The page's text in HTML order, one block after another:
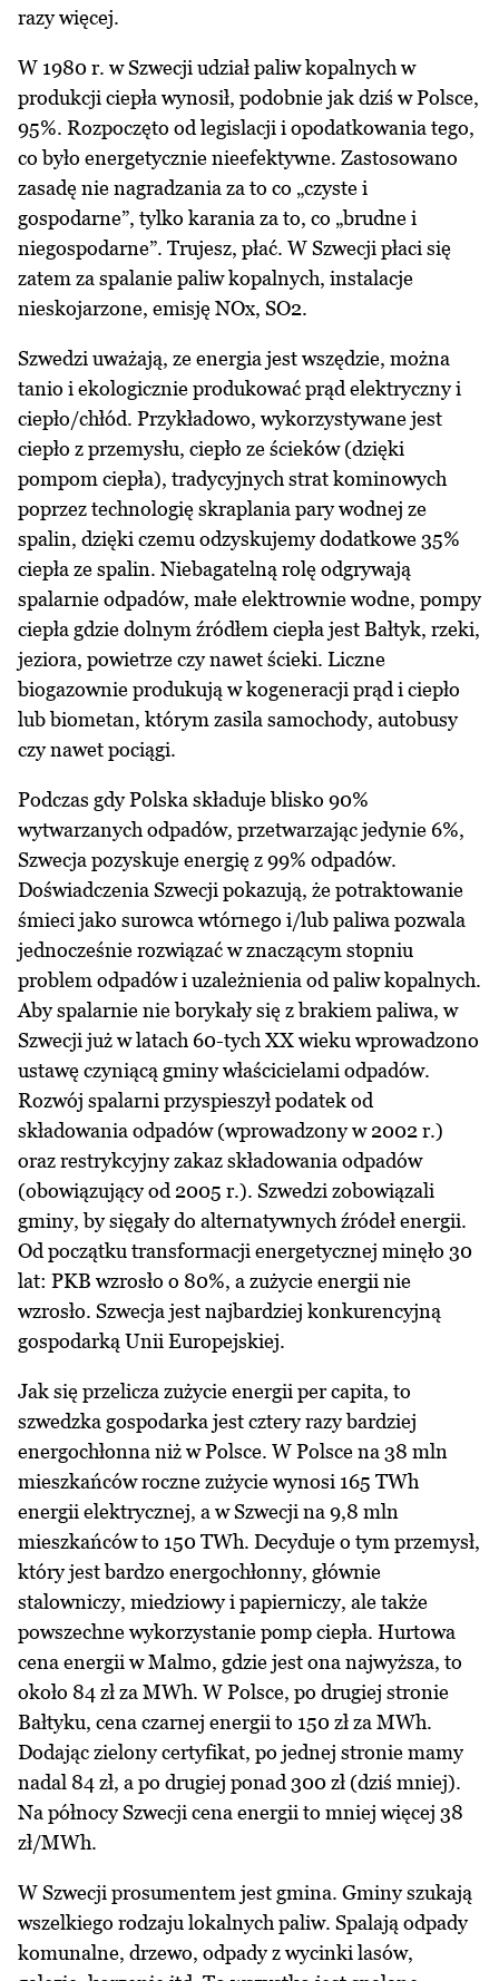
razy więcej.
W 1980 r. w Szwecji udział paliw kopalnych w
produkcji ciepła wynosił, podobnie jak dziś w Polsce,
95%. Rozpoczęto od legislacji i opodatkowania tego,
co było energetycznie nieefektywne. Zastosowano
zasadę nie nagradzania za to co „czyste i
gospodarne”, tylko karania za to, co „brudne i
niegospodarne”. Trujesz, płać. W Szwecji płaci się
zatem za spalanie paliw kopalnych, instalacje
nieskojarzone, emisję NOx, SO2.
Szwedzi uważają, ze energia jest wszędzie, można
tanio i ekologicznie produkować prąd elektryczny i
ciepło/chłód. Przykładowo, wykorzystywane jest
ciepło z przemysłu, ciepło ze ścieków (dzięki
pompom ciepła), tradycyjnych strat kominowych
poprzez technologię skraplania pary wodnej ze
spalin, dzięki czemu odzyskujemy dodatkowe 35%
ciepła ze spalin. Niebagatelną rolę odgrywają
spalarnie odpadów, małe elektrownie wodne, pompy
ciepła gdzie dolnym źródłem ciepła jest Bałtyk, rzeki,
jeziora, powietrze czy nawet ścieki. Liczne
biogazownie produkują w kogeneracji prąd i ciepło
lub biometan, którym zasila samochody, autobusy
czy nawet pociągi.
Podczas gdy Polska składuje blisko 90%
wytwarzanych odpadów, przetwarzając jedynie 6%,
Szwecja pozyskuje energię z 99% odpadów.
Doświadczenia Szwecji pokazują, że potraktowanie
śmieci jako surowca wtórnego i/lub paliwa pozwala
jednocześnie rozwiązać w znaczącym stopniu
problem odpadów i uzależnienia od paliw kopalnych.
Aby spalarnie nie borykały się z brakiem paliwa, w
Szwecji już w latach 60-tych XX wieku wprowadzono
ustawę czyniącą gminy właścicielami odpadów.
Rozwój spalarni przyspieszył podatek od
składowania odpadów (wprowadzony w 2002 r.)
oraz restrykcyjny zakaz składowania odpadów
(obowiązujący od 2005 r.). Szwedzi zobowiązali
gminy, by sięgały do alternatywnych źródeł energii.
Od początku transformacji energetycznej minęło 30
lat: PKB wzrosło o 80%, a zużycie energii nie
wzrosło. Szwecja jest najbardziej konkurencyjną
gospodarką Unii Europejskiej.
Jak się przelicza zużycie energii per capita, to
szwedzka gospodarka jest cztery razy bardziej
energochłonna niż w Polsce. W Polsce na 38 mln
mieszkańców roczne zużycie wynosi 165 TWh
energii elektrycznej, a w Szwecji na 9,8 mln
mieszkańców to 150 TWh. Decyduje o tym przemysł,
który jest bardzo energochłonny, głównie
stalowniczy, miedziowy i papierniczy, ale także
powszechne wykorzystanie pomp ciepła. Hurtowa
cena energii w Malmo, gdzie jest ona najwyższa, to
około 84 zł za MWh. W Polsce, po drugiej stronie
Bałtyku, cena czarnej energii to 150 zł za MWh.
Dodając zielony certyfikat, po jednej stronie mamy
nadal 84 zł, a po drugiej ponad 300 zł (dziś mniej).
Na północy Szwecji cena energii to mniej więcej 38
zł/MWh.
W Szwecji prosumentem jest gmina. Gminy szukają
wszelkiego rodzaju lokalnych paliw. Spalają odpady
komunalne, drzewo, odpady z wycinki lasów,